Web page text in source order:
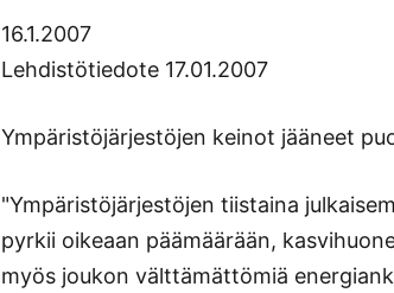
16.1.2007
Lehdistötiedote 17.01.2007
Ympäristöjärjestöjen keinot jääneet
"Ympäristöjärjestöjen tiistaina
pyrkii oikeaan päämäärään,
myös joukon välttämättömiä